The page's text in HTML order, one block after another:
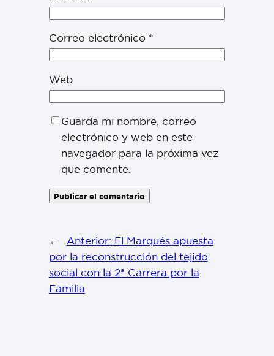
Correo electrónico *
Web
Guarda mi nombre, correo
electrónico y web en este
navegador para la próxima vez
que comente.
← Anterior: El Marqués apuesta
por la reconstrucción del tejido
social con la 2ª Carrera por la
Familia